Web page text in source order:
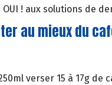
! aux solutions de
au mieux du
verser 15 à 17g de